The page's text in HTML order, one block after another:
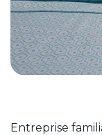
Entreprise